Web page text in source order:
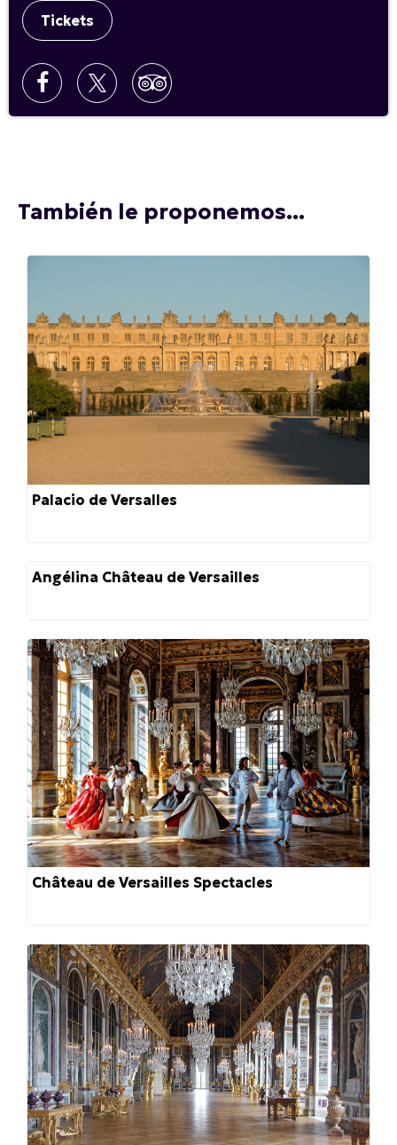
Tickets
También le proponemos...
Palacio de Versalles
Angélina Château de Versailles
Château de Versailles Spectacles